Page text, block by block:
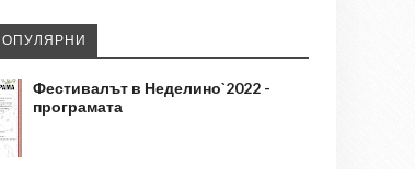
Фестивалът в Неделино`2022 -
програмата